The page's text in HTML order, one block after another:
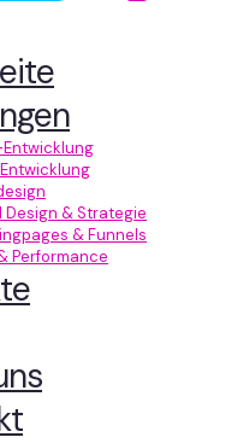
Design & Strategie
& Funnels
Performance